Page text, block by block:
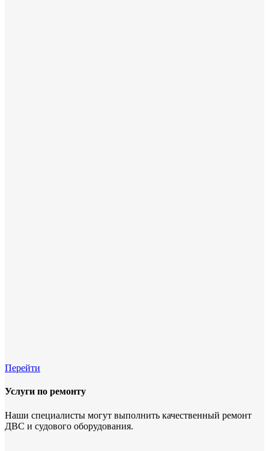
Перейти
Услуги по ремонту
Наши специалисты могут выполнить качественный ремонт
ДВС и судового оборудования.